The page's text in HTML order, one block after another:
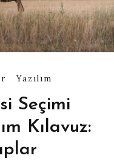
Yazılım
Seçimi
Kılavuz: